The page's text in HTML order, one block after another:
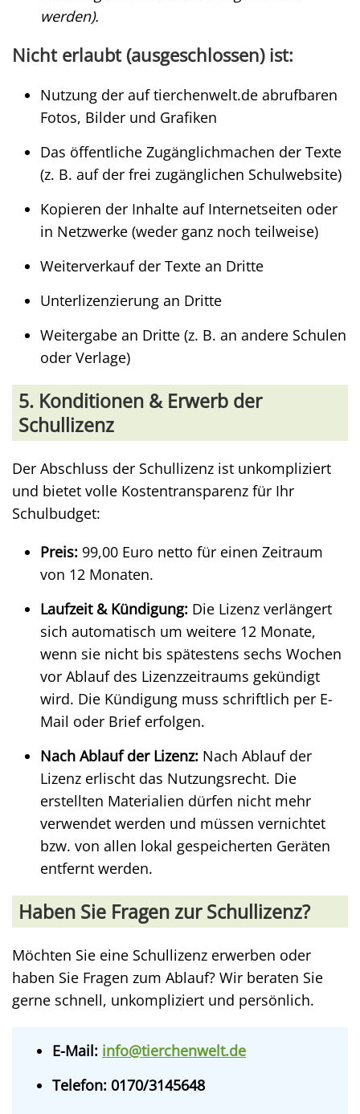
werden).
Nicht erlaubt (ausgeschlossen) ist:
Nutzung der auf tierchenwelt.de abrufbaren
Fotos, Bilder und Grafiken
Das öffentliche Zugänglichmachen der Texte
(z. B. auf der frei zugänglichen Schulwebsite)
Kopieren der Inhalte auf Internetseiten oder
in Netzwerke (weder ganz noch teilweise)
Weiterverkauf der Texte an Dritte
Unterlizenzierung an Dritte
Weitergabe an Dritte (z. B. an andere Schulen
oder Verlage)
5. Konditionen & Erwerb der
Schullizenz
Der Abschluss der Schullizenz ist unkompliziert
und bietet volle Kostentransparenz für Ihr
Schulbudget:
Preis: 99,00 Euro netto für einen Zeitraum
von 12 Monaten.
Laufzeit & Kündigung: Die Lizenz verlängert
sich automatisch um weitere 12 Monate,
wenn sie nicht bis spätestens sechs Wochen
vor Ablauf des Lizenzzeitraums gekündigt
wird. Die Kündigung muss schriftlich per E-
Mail oder Brief erfolgen.
Nach Ablauf der Lizenz: Nach Ablauf der
Lizenz erlischt das Nutzungsrecht. Die
erstellten Materialien dürfen nicht mehr
verwendet werden und müssen vernichtet
bzw. von allen lokal gespeicherten Geräten
entfernt werden.
Haben Sie Fragen zur Schullizenz?
Möchten Sie eine Schullizenz erwerben oder
haben Sie Fragen zum Ablauf? Wir beraten Sie
gerne schnell, unkompliziert und persönlich.
E-Mail: info@tierchenwelt.de
Telefon: 0170/3145648